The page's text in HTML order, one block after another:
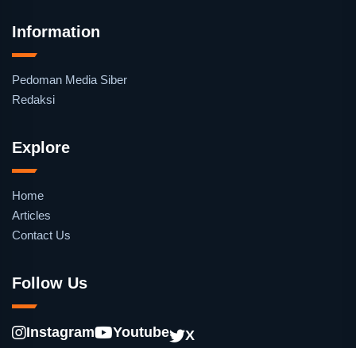
Information
Pedoman Media Siber
Redaksi
Explore
Home
Articles
Contact Us
Follow Us
Instagram Youtube X